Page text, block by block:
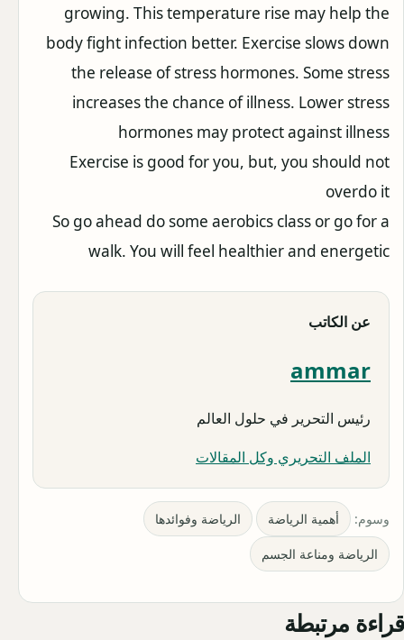
growing. This temperature rise may help the
body fight infection better. Exercise slows down
the release of stress hormones. Some stress
increases the chance of illness. Lower stress
hormones may protect against illness
Exercise is good for you, but, you should not
overdo it
So go ahead do some aerobics class or go for a
walk. You will feel healthier and energetic
عن الكاتب
ammar
رئيس التحرير في حلول العالم
الملف التحريري وكل المقالات
وسوم: أهمية الرياضة الرياضة وفوائدها
الرياضة ومناعة الجسم
قراءة مرتبطة